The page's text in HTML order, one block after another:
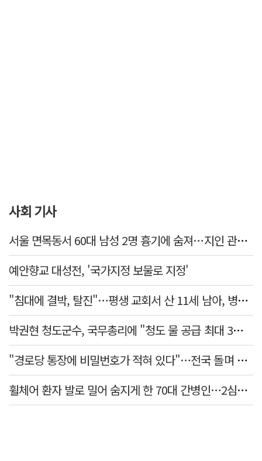
사회 기사
서울 면목동서 60대 남성 2명 흉기에 숨져…지인 관계로 추정
예안향교 대성전, '국가지정 보물로 지정'
"침대에 결박, 탈진"…평생 교회서 산 11세 남아, 병원 이송 끝 숨져
박권현 청도군수, 국무총리에 "청도 물 공급 최대 3만t 늘려달라"
"경로당 통장에 비밀번호가 적혀 있다"…전국 돌며 경로당 13곳 턴 30대 구속
휠체어 환자 발로 밀어 숨지게 한 70대 간병인…2심도 집행유예